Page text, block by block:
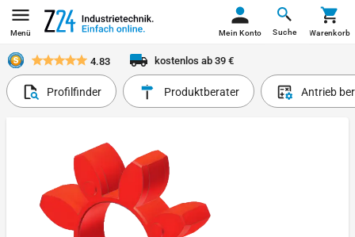
Menü Suche
Mein Konto Warenkorb
4.83 kostenlos ab 39 €
Profilfinder Produktberater Antrieb